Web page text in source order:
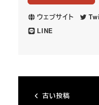
ウェブサイト
LINE
古い投稿